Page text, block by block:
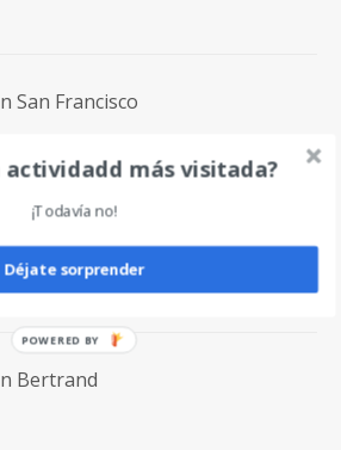
San Francisco
San Francisco
Bertrand
actividadd más visitada?
¡Todavía no!
Déjate sorprender
POWERED BY